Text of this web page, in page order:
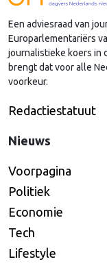
lobby in Brussel,
Continued
Een adviesraad van
Europarlementariërs
journalistieke koers in
brengt dat voor alle
voorkeur.
Redactiestatuut
Nieuws
Voorpagina
Politiek
Economie
Tech
Lifestyle